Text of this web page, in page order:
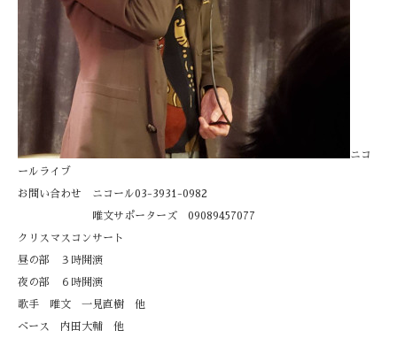
ニコ
ールライブ
お問い合わせ ニコール03-3931-0982
唯文サポーターズ 09089457077
クリスマスコンサート
昼の部 ３時開演
夜の部 ６時開演
歌手 唯文 一見直樹 他
ベース 内田大輔 他